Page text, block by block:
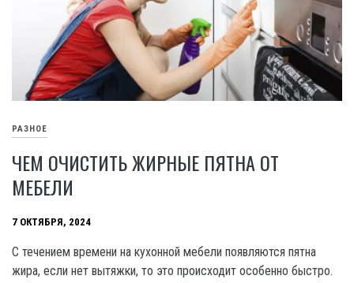
РАЗНОЕ
ЧЕМ ОЧИСТИТЬ ЖИРНЫЕ ПЯТНА ОТ
МЕБЕЛИ
7 ОКТЯБРЯ, 2024
С течением времени на кухонной мебели появляются пятна
жира, если нет вытяжки, то это происходит особенно быстро.